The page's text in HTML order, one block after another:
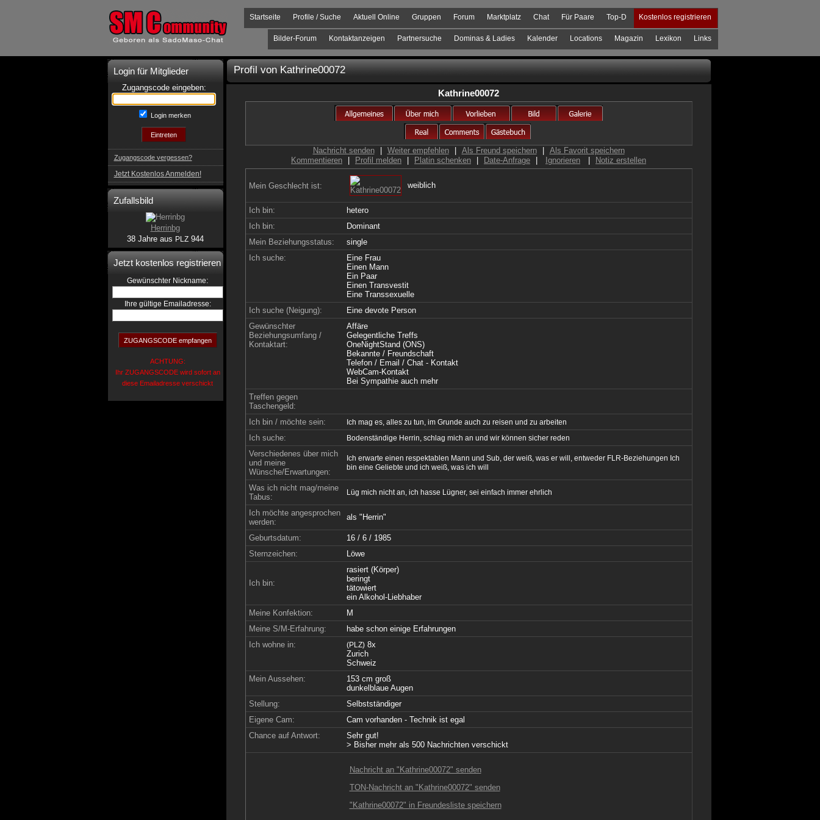
Kostenlos registrieren
Top-D
Für Paare
Chat
Marktplatz
Forum
Gruppen
Aktuell Online
Profile / Suche
Startseite
Links
Lexikon
Magazin
Locations
Kalender
Dominas & Ladies
Partnersuche
Kontaktanzeigen
Bilder-Forum
Login für Mitglieder
Zugangscode eingeben:
Login merken
Zugangscode vergessen?
Jetzt Kostenlos Anmelden!
Zufallsbild
Herrinbg
38 Jahre aus PLZ944
Jetzt kostenlos registrieren
Gewünschter Nickname:
Ihre gültige Emailadresse:
ACHTUNG:
Ihr ZUGANGSCODE wird sofort an
diese Emailadresse verschickt
Profil vonKathrine00072
Kathrine00072
Nachricht senden Weiter empfehlen Als Freund speichern
Als Favorit speichern
Kommentieren
Profil melden Platin schenken Date-Anfrage Ignorieren Notiz erstellen
Mein Geschlecht ist: weiblich
Ich bin:
hetero
Ich bin:
Dominant
Mein Beziehungsstatus:
single
Ich suche:
Eine Frau
Einen Mann
Ein Paar
Einen Transvestit
Eine Transsexuelle
Ich suche (Neigung):
Eine devote Person
Gewünschter
Beziehungsumfang /
Kontaktart:
Affäre
Gelegentliche Treffs
OneNightStand (ONS)
Bekannte / Freundschaft
Telefon / Email / Chat - Kontakt
WebCam-Kontakt
Bei Sympathie auch mehr
Treffen gegen
Taschengeld:
Ich bin / möchte sein:
Ich mag es, alles zu tun, im Grunde auch zu reisen und zu arbeiten
Ich suche: Bodenständige Herrin, schlag mich an und wir können sicher reden
Verschiedenes über mich
und meine
Wünsche/Erwartungen:
Ich erwarte einen respektablen Mann und Sub, der weiß, was er will, entweder FLR-Beziehungen Ich
bin eine Geliebte und ich weiß, was ich will
Was ich nicht mag/meine
Tabus:
Lüg mich nicht an, ich hasse Lügner, sei einfach immer ehrlich
Ich möchte angesprochen
werden:
als "Herrin"
Geburtsdatum:
16 / 6 / 1985
Sternzeichen:
Löwe
Ich bin:
rasiert (Körper)
beringt
tätowiert
ein Alkohol-Liebhaber
Meine Konfektion:
M
Meine S/M-Erfahrung:
habe schon einige Erfahrungen
Ich wohne in:
(PLZ) 8x
Zurich
Schweiz
Mein Aussehen:
153 cm groß
dunkelblaue Augen
Stellung:
Selbstständiger
Eigene Cam:
Cam vorhanden - Technik ist egal
Chance auf Antwort:
Sehr gut!
> Bisher mehr als 500 Nachrichten verschickt
Nachricht an "Kathrine00072" senden
TON-Nachricht an "Kathrine00072" senden
"Kathrine00072" in Freundesliste speichern